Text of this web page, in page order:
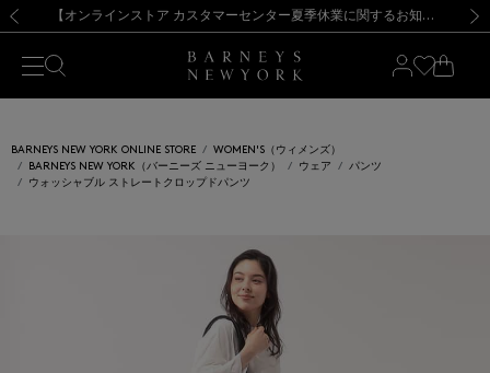
新規登録のお客様も対象！＜MY BARNEYS＞会員のお客様は11,000円（税込）以上のお買上げで常時送料無料！お買い物の際は会員登録を！
【夏季休業に伴う出荷一時停止のお知らせ】(2026.8.7) 【オンラインストア カスタマーセンター夏季休業に関するお知らせ】（2026.8.7）
【夏季休業に伴う返品・交換承り一時停止のお知らせ】（2026.8.5）
熊本県を中心とした地震の影響によるお荷物のお届けについて
【開催中】SUMMER SALEのご案内・ご注意事項 新規登録のお客様も対象！＜MY BARNEYS＞会員のお客様は11,000円（税込）以上のお買上げで常時送料無料！お買い物の際は会員登録を！
【夏季休業に伴う出荷一時停止のお知らせ】(2026.8.7)
BARNEYS NEW YORK ONLINE STORE
WOMEN'S（ウィメンズ）
BARNEYS NEW YORK（バーニーズ ニューヨーク）
ウェア
パンツ
ウォッシャブル ストレートクロップドパンツ